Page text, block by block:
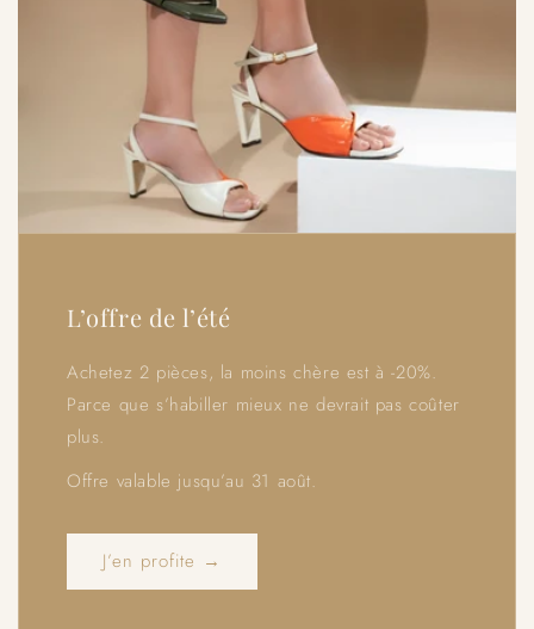
L’offre de l’été
Achetez 2 pièces, la moins chère est à -20%.
Parce que s’habiller mieux ne devrait pas coûter
plus.
Offre valable jusqu’au 31 août.
J’en profite →